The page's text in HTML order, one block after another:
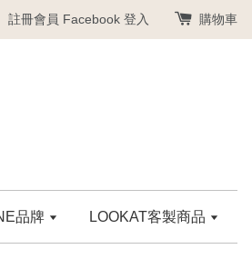
註冊會員 Facebook 登入 購物車
品牌 LOOKAT客製商品